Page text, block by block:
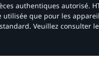
authentiques autorisé.
que pour les
Veuillez consulter le